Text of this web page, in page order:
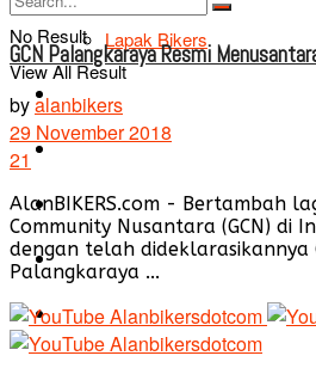
Lapak Bikers
Agenda
Road Safety
TIPS & TRIK
Bikers Cars
Tentang Kami
No Result
View All Result
GCN Palangkaraya Resmi
byalanbikers
29 November 2018
21
AlanBIKERS.com - Bertambah
Community Nusantara (GCN) di
dengan telah dideklarasikannya
Palangkaraya ...